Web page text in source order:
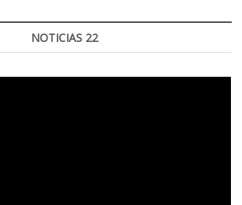
NOTICIAS 22